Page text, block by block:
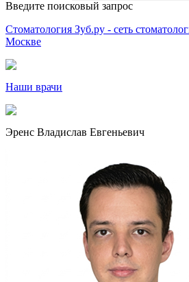
Введите поисковый запрос
Стоматология Зуб.ру - сеть
Москве
Наши врачи
Эренс Владислав Евгеньевич